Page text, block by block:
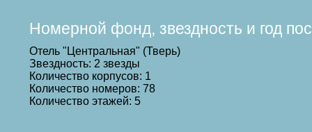
Номерной фонд, звездность и год
Отель "Центральная" (Тверь)
Звездность: 2 звезды
Количество корпусов: 1
Количество номеров: 78
Количество этажей: 5